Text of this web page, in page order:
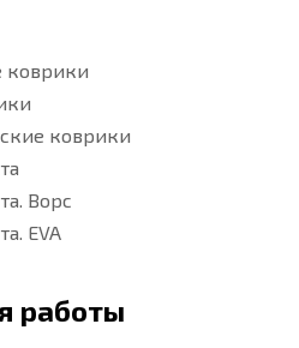
коврики
коврики
Ворс
EVA
работы